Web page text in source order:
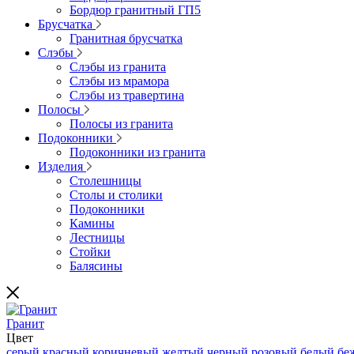
Бордюр гранитный ГП5
Брусчатка
Гранитная брусчатка
Слэбы
Слэбы из гранита
Слэбы из мрамора
Слэбы из травертина
Полосы
Полосы из гранита
Подоконники
Подоконники из гранита
Изделия
Столешницы
Столы и столики
Подоконники
Камины
Лестницы
Стойки
Балясины
Гранит
Цвет